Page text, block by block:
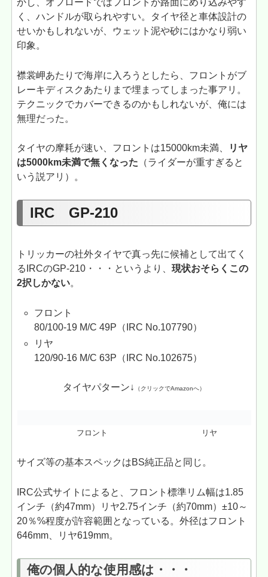
かし、オフロードではフロントが路面にめり込みやす
く、ハンドルが取られやすい。タイヤ径と車体設計の
せいかもしれないが、ウェット泥や砂にはかなり弱い
印象。
襟裳岬あたりで海岸に入ろうとしたら、フロントがブ
レーキディスクあたりまで埋まってしまった事アリ。
テクニックでカバーできるのかもしれないが、俺には
無理だった。
タイヤの摩耗が速い、フロントは15000km未満、
リヤ
は5000km未満で無くなった （ライダーが重すぎると
いう説アリ）。
IRC GP-210
トリッカーの社外タイヤで真っ先に候補として出てく
るIRCのGP-210・・・というより、現状おそらくこの
2択しかない。
フロント
80/100-19 M/C 49P（IRC No.107790）
リヤ
120/90-16 M/C 63P（IRC No.102675）
タイヤパターン↓ （クリックでAmazonへ）
フロント リヤ
サイズ等の基本スペックはBS純正品と同じ。
IRC公式サイトによると、フロント標準リム幅は1.85
インチ（約47mm）リヤ2.75インチ（約70mm）±10～
20％%程度が許容範囲となっている。外径はフロント
646mm、リヤ619mm。
俺の個人的な使用感は・・・